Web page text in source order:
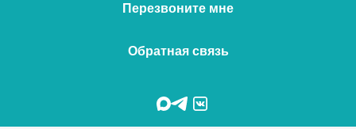
Перезвоните мне
Обратная связь